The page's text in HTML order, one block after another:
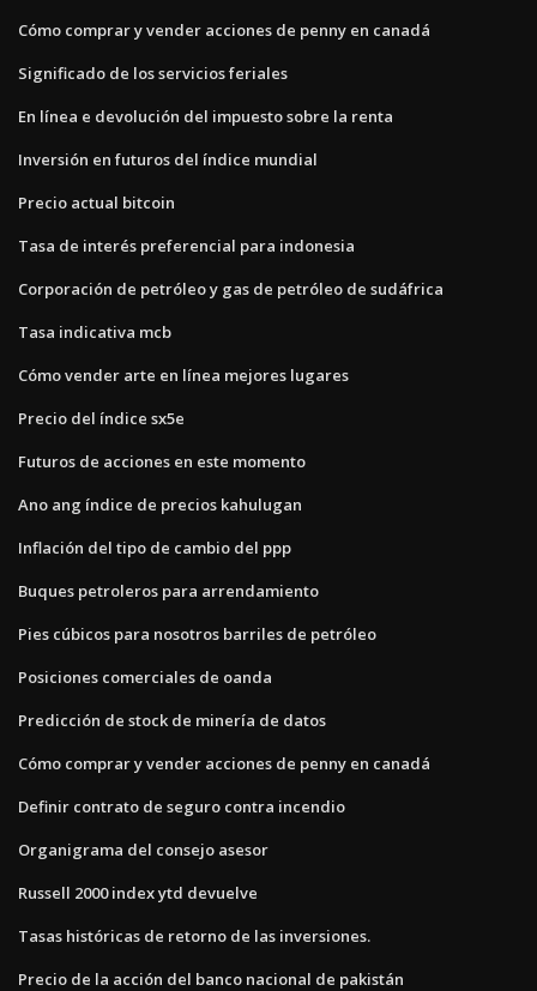
Cómo comprar y vender acciones de penny en canadá
Significado de los servicios feriales
En línea e devolución del impuesto sobre la renta
Inversión en futuros del índice mundial
Precio actual bitcoin
Tasa de interés preferencial para indonesia
Corporación de petróleo y gas de petróleo de sudáfrica
Tasa indicativa mcb
Cómo vender arte en línea mejores lugares
Precio del índice sx5e
Futuros de acciones en este momento
Ano ang índice de precios kahulugan
Inflación del tipo de cambio del ppp
Buques petroleros para arrendamiento
Pies cúbicos para nosotros barriles de petróleo
Posiciones comerciales de oanda
Predicción de stock de minería de datos
Cómo comprar y vender acciones de penny en canadá
Definir contrato de seguro contra incendio
Organigrama del consejo asesor
Russell 2000 index ytd devuelve
Tasas históricas de retorno de las inversiones.
Precio de la acción del banco nacional de pakistán